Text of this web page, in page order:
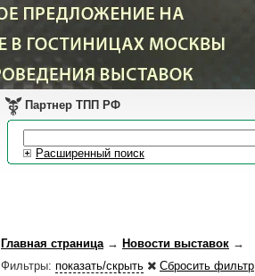
Партнер ТПП РФ
Расширенный поиск
Главная страница→ Новости выставок →
Фильтры: показать/скрыть Сбросить фильтр